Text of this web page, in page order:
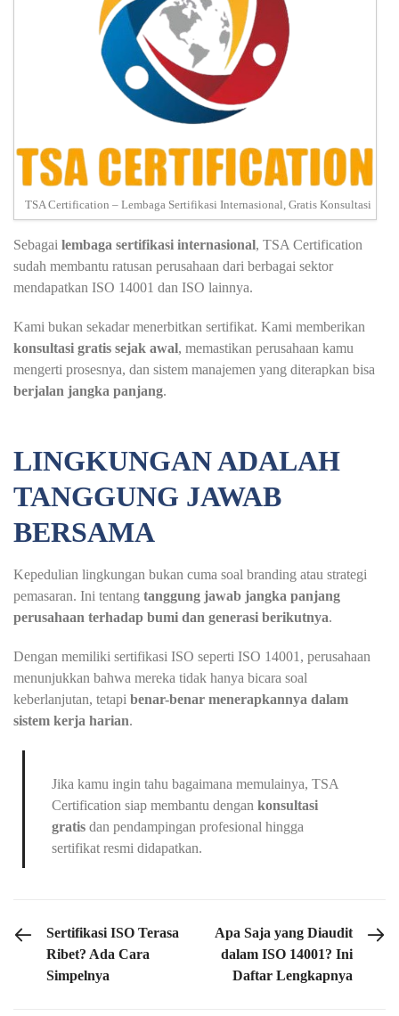
TSA Certification – Lembaga Sertifikasi Internasional, Gratis Konsultasi
Sebagai lembaga sertifikasi internasional, TSA Certification
sudah membantu ratusan perusahaan dari berbagai sektor
mendapatkan ISO 14001 dan ISO lainnya.
Kami bukan sekadar menerbitkan sertifikat. Kami memberikan
konsultasi gratis sejak awal, memastikan perusahaan kamu
mengerti prosesnya, dan sistem manajemen yang diterapkan bisa
berjalan jangka panjang.
LINGKUNGAN ADALAH
TANGGUNG JAWAB
BERSAMA
Kepedulian lingkungan bukan cuma soal branding atau strategi
pemasaran. Ini tentang tanggung jawab jangka panjang
perusahaan terhadap bumi dan generasi berikutnya.
Dengan memiliki sertifikasi ISO seperti ISO 14001, perusahaan
menunjukkan bahwa mereka tidak hanya bicara soal
keberlanjutan, tetapi benar-benar menerapkannya dalam
sistem kerja harian.
Jika kamu ingin tahu bagaimana memulainya, TSA
Certification siap membantu dengan konsultasi
gratis dan pendampingan profesional hingga
sertifikat resmi didapatkan.
PREVIOUS POST
Sertifikasi ISO Terasa
Ribet? Ada Cara
Simpelnya
NEXT POST
Apa Saja yang Diaudit
dalam ISO 14001? Ini
Daftar Lengkapnya